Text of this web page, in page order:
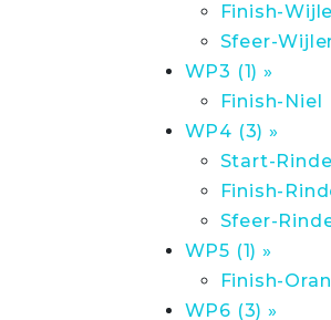
Finish-
Sfeer-
WP3 (1) »
Finish-Niel
WP4 (3) »
Start-
Finish-
Sfeer-
WP5 (1) »
Finish-
WP6 (3) »